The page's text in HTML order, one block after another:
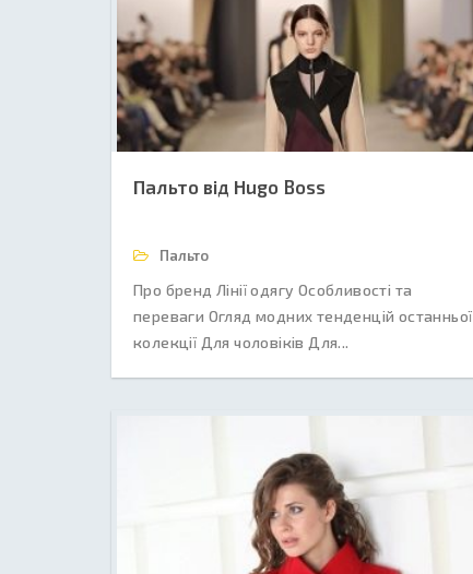
Пальто від Hugo Boss
Пальто
Про бренд Лінії одягу Особливості та
переваги Огляд модних тенденцій останньої
колекції Для чоловіків Для...